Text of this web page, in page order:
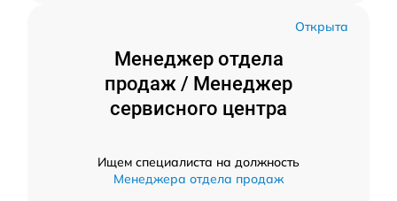
Открыта
Менеджер отдела
продаж / Менеджер
сервисного центра
Ищем специалиста на должность
Менеджера отдела продаж